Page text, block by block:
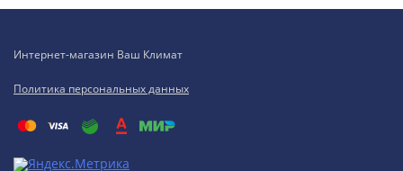
Интернет-магазин Ваш Климат
Политика персональных данных